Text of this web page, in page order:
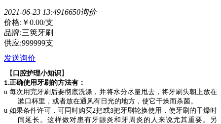
2021-06-23 13:4916650询价
价格: ￥0.00/支
品牌:三筴牙刷
供应:999999支
发送询价
【 口腔护理小知识 】
1.正确使用牙刷的方法有：
u每次用完牙刷后要彻底洗涤，并将水分尽量甩去，将牙刷头朝上放在
漱口杯里，或者放在通风有日光的地方，使它干燥而杀菌。
u如果条件许可，可同时购买2把或3把牙刷轮换使用，使牙刷的干燥时
间延长。这样做对患有牙龈炎和牙周炎的人来说尤其重要。另